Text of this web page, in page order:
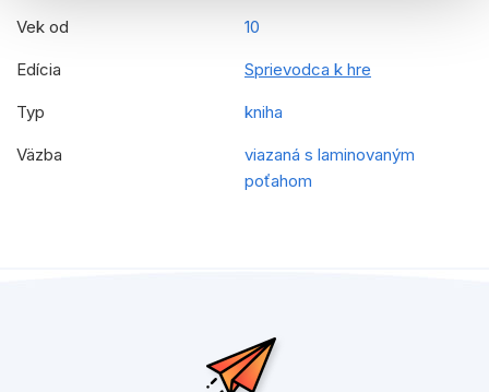
Vek od 10
Edícia Sprievodca k hre
Typ kniha
Väzba
viazaná s laminovaným
poťahom